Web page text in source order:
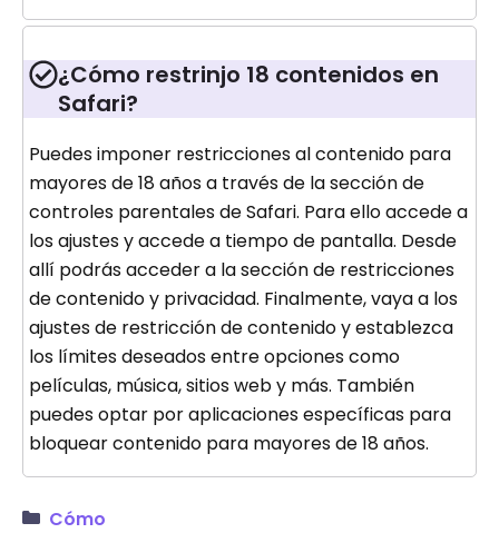
¿Cómo restrinjo 18 contenidos en
Safari?
Puedes imponer restricciones al contenido para
mayores de 18 años a través de la sección de
controles parentales de Safari. Para ello accede a
los ajustes y accede a tiempo de pantalla. Desde
allí podrás acceder a la sección de restricciones
de contenido y privacidad. Finalmente, vaya a los
ajustes de restricción de contenido y establezca
los límites deseados entre opciones como
películas, música, sitios web y más. También
puedes optar por aplicaciones específicas para
bloquear contenido para mayores de 18 años.
Cómo